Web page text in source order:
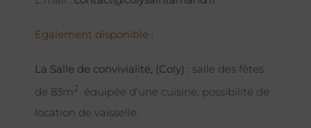
Egalement disponible :
La Salle de convivialité, (Coly) : salle des fêtes
de 83m2
équipée d’une cuisine, possibilité de
location de vaisselle.